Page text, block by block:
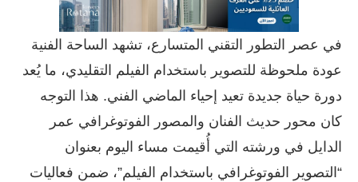
في عصر التطور التقني المتسارع، تشهد الساحة الفنية
عودة ملحوظة للتصوير باستخدام الفيلم التقليدي، ما يُعد
دورة حياة جديدة تعيد إحياء الماضي الفني. هذا التوجه
كان محور حديث الفنان والمصور الفوتوغرافي عمر
الدايل في ورشته التي أُقيمت مساء اليوم بعنوان
“التصوير الفوتوغرافي باستخدام الفيلم”، ضمن فعاليات